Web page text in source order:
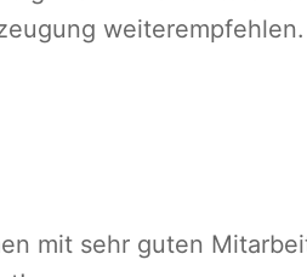
weiterempfehlen.
mit sehr guten